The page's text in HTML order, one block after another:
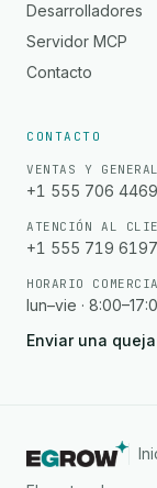
Desarrolladores
Servidor MCP
Contacto
CONTACTO
VENTAS Y
+1 555 706 4469
ATENCIÓN AL
+1 555 719 6197
HORARIO
lun–vie ·
Enviar una queja